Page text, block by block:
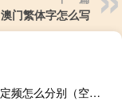
澳门繁体字怎么写
空调变频定频怎么分别（空调变频定频）